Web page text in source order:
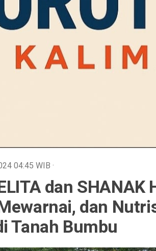
04:45 WIB ·
dan SHANAK
dan
Tanah Bumbu